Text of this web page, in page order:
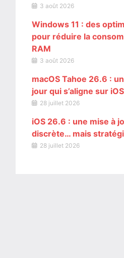
3 août 2026
Windows 11 : des
pour réduire la
RAM
3 août 2026
macOS Tahoe 26.6 :
jour qui s’aligne sur
28 juillet 2026
iOS 26.6 : une mise à
discrète… mais
28 juillet 2026